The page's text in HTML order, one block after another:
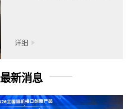
详细
最新消息